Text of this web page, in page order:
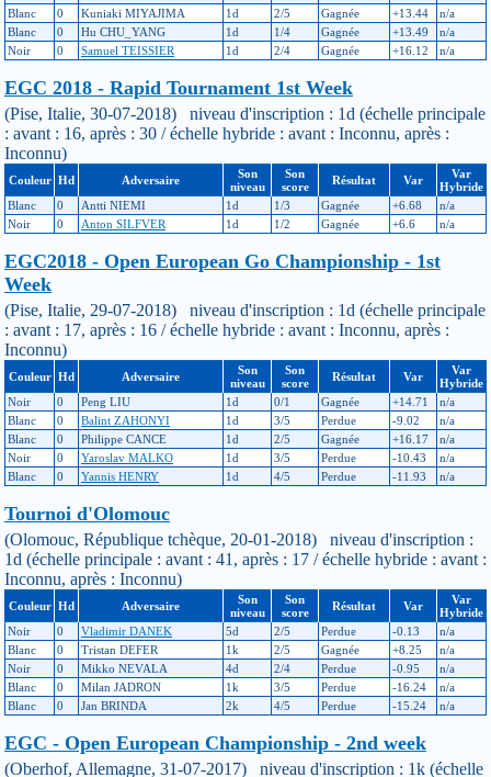
Blanc
0 Kuniaki MIYAJIMA 1d 2/5 Gagnée +13.44
n/a
Blanc
0 Hu CHU_YANG 1d 1/4 Gagnée +13.49
n/a
Noir
0 Samuel TEISSIER 1d 2/4 Gagnée +16.12 n/a
EGC 2018 - Rapid Tournament 1st Week
(Pise, Italie, 30-07-2018) niveau d'inscription : 1d (échelle principale
: avant : 16, après : 30 / échelle hybride : avant : Inconnu, après :
Inconnu)
Couleur Hd Adversaire
Son
niveau
Son
score
Résultat Var
Var
Hybride
Blanc
0 Antti NIEMI 1d 1/3 Gagnée +6.68
n/a
Noir
0 Anton SILFVER 1d 1/2 Gagnée +6.6 n/a
EGC2018 - Open European Go Championship - 1st
Week
(Pise, Italie, 29-07-2018) niveau d'inscription : 1d (échelle principale
: avant : 17, après : 16 / échelle hybride : avant : Inconnu, après :
Inconnu)
Couleur Hd Adversaire
Son
niveau
Son
score
Résultat Var
Var
Hybride
Noir
0 Peng LIU 1d 0/1 Gagnée +14.71
n/a
Blanc
0 Balint ZAHONYI 1d 3/5 Perdue -9.02
n/a
Blanc
0 Philippe CANCE 1d 2/5 Gagnée +16.17
n/a
Noir
0 Yaroslav MALKO 1d 3/5 Perdue -10.43
n/a
Blanc
0 Yannis HENRY 1d 4/5 Perdue -11.93 n/a
Tournoi d'Olomouc
(Olomouc, République tchèque, 20-01-2018) niveau d'inscription :
1d (échelle principale : avant : 41, après : 17 / échelle hybride : avant :
Inconnu, après : Inconnu)
Couleur Hd Adversaire
Son
niveau
Son
score
Résultat Var
Var
Hybride
Noir
0 Vladimir DANEK 5d 2/5 Perdue -0.13
n/a
Blanc
0 Tristan DEFER 1k 2/5 Gagnée +8.25
n/a
Noir
0 Mikko NEVALA 4d 2/4 Perdue -0.95
n/a
Blanc
0 Milan JADRON 1k 3/5 Perdue -16.24
n/a
Blanc
0 Jan BRINDA 2k 4/5 Perdue -15.24 n/a
EGC - Open European Championship - 2nd week
(Oberhof, Allemagne, 31-07-2017) niveau d'inscription : 1k (échelle